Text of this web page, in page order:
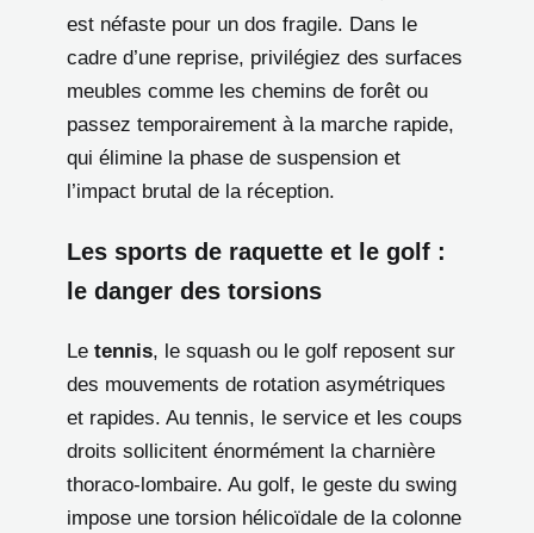
est néfaste pour un dos fragile. Dans le
cadre d’une reprise, privilégiez des surfaces
meubles comme les chemins de forêt ou
passez temporairement à la marche rapide,
qui élimine la phase de suspension et
l’impact brutal de la réception.
Les sports de raquette et le golf :
le danger des torsions
Le tennis, le squash ou le golf reposent sur
des mouvements de rotation asymétriques
et rapides. Au tennis, le service et les coups
droits sollicitent énormément la charnière
thoraco-lombaire. Au golf, le geste du swing
impose une torsion hélicoïdale de la colonne